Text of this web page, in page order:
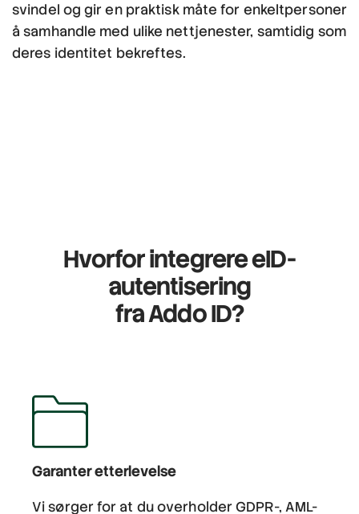
svindel og gir en praktisk måte for enkeltpersoner
å samhandle med ulike nettjenester, samtidig som
deres identitet bekreftes.
Hvorfor integrereeID-
autentisering
fra Addo ID?
Garanter etterlevelse
Vi sørger for at du overholder GDPR-, AML-